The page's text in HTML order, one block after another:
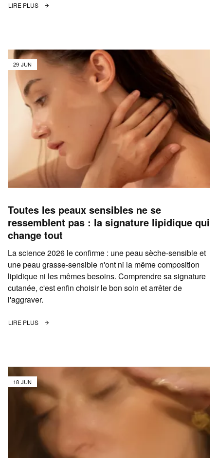
LIRE PLUS
29 JUN
Toutes les peaux sensibles ne se
ressemblent pas : la signature lipidique qui
change tout
La science 2026 le confirme : une peau sèche-sensible et
une peau grasse-sensible n'ont ni la même composition
lipidique ni les mêmes besoins. Comprendre sa signature
cutanée, c'est enfin choisir le bon soin et arrêter de
l'aggraver.
LIRE PLUS
18 JUN